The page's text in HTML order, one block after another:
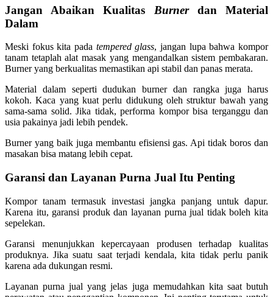
Jangan Abaikan Kualitas Burnerdan Material
Dalam
Meski fokus kita pada tempered glass, jangan lupa bahwa kompor
tanam tetaplah alat masak yang mengandalkan sistem pembakaran.
Burner yang berkualitas memastikan api stabil dan panas merata.
Material dalam seperti dudukan burner dan rangka juga harus
kokoh. Kaca yang kuat perlu didukung oleh struktur bawah yang
sama-sama solid. Jika tidak, performa kompor bisa terganggu dan
usia pakainya jadi lebih pendek.
Burner yang baik juga membantu efisiensi gas. Api tidak boros dan
masakan bisa matang lebih cepat.
Garansi dan Layanan Purna Jual Itu Penting
Kompor tanam termasuk investasi jangka panjang untuk dapur.
Karena itu, garansi produk dan layanan purna jual tidak boleh kita
sepelekan.
Garansi menunjukkan kepercayaan produsen terhadap kualitas
produknya. Jika suatu saat terjadi kendala, kita tidak perlu panik
karena ada dukungan resmi.
Layanan purna jual yang jelas juga memudahkan kita saat butuh